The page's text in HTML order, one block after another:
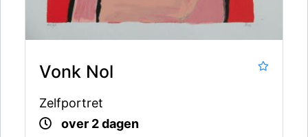
Vonk Nol
Zelfportret
over 2 dagen